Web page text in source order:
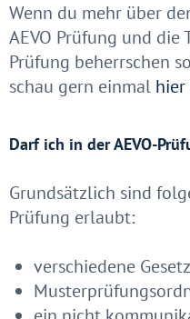
Wenn du mehr über
AEVO Prüfung und die
Prüfung beherrschen
schau gern einmal hier
Darf ich in der AEVO-
Grundsätzlich sind
Prüfung erlaubt:
verschiedene